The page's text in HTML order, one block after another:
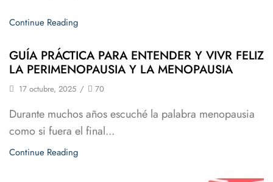
Continue Reading
GUÍA PRÁCTICA PARA ENTENDER Y VIVR FELIZ
LA PERIMENOPAUSIA Y LA MENOPAUSIA
17 octubre, 2025 / 70
Durante muchos años escuché la palabra menopausia
como si fuera el final...
Continue Reading